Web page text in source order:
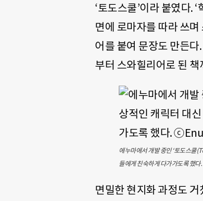
‘토도스쿨’이라 붙였다. ‘
면에 로마자를 따라 쓰
어를 붙여 문장도 만든다.
부터 스와힐리어로 된 책
에누마에서 개발 중인 ‘토도스쿨
들에게 친숙하게 다가가도록 했
면밀한 현지화 과정도 거